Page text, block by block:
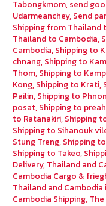
Tabongkmom, send
Udarmeanchey, Send
Shipping from Thailand
Thailand to Cambodia,
Cambodia, Shipping to
chnang, Shipping to
Thom, Shipping to
Kong, Shipping to Krati,
Pailin, Shipping to
posat, Shipping to
to Ratanakiri, Shipping
Shipping to Sihanouk
Stung Treng, Shipping
Shipping to Takeo,
Delivery, Thailand and
Cambodia Cargo &
Thailand and
Cambodia Shipping,